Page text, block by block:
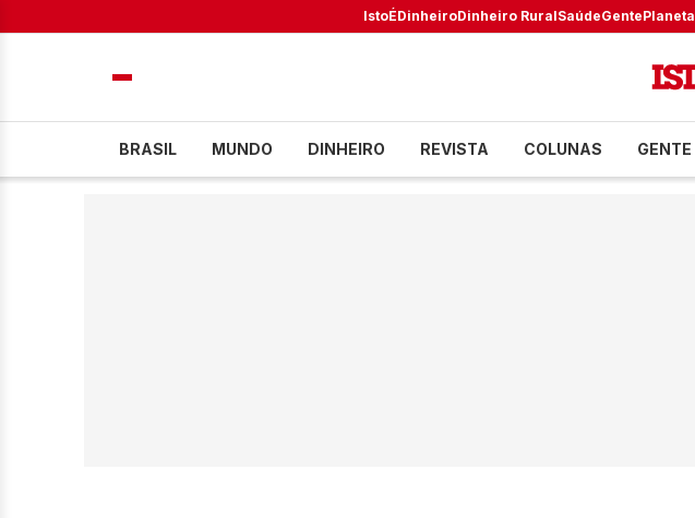
IstoÉDinheiroDinheiro RuralSaúdeGentePlaneta
BRASIL MUNDO DINHEIRO REVISTA COLUNAS GENTE